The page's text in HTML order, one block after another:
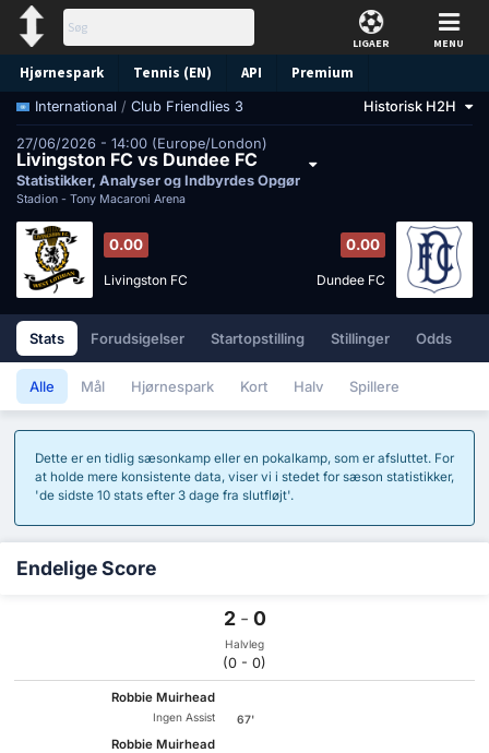
LIGAER MENU
Hjørnespark Tennis (EN) API Premium
Forudsigelse
International / Club Friendlies 3 Historisk H2H
27/06/2026 - 14:00 (Europe/London)
Livingston FC vs Dundee FC
Statistikker, Analyser og Indbyrdes Opgør
Stadion - Tony Macaroni Arena
0.00
Livingston FC
0.00
Dundee FC
Stats Forudsigelser Startopstilling Stillinger Odds
Alle Mål Hjørnespark Kort Halv Spillere
Dette er en tidlig sæsonkamp eller en pokalkamp, ​​som er afsluttet. For
at holde mere konsistente data, viser vi i stedet for sæson statistikker,
'de sidste 10 stats efter 3 dage fra slutfløjt'.
Endelige Score
2 - 0
Halvleg
(0 - 0)
Robbie Muirhead
Ingen Assist 67'
Robbie Muirhead